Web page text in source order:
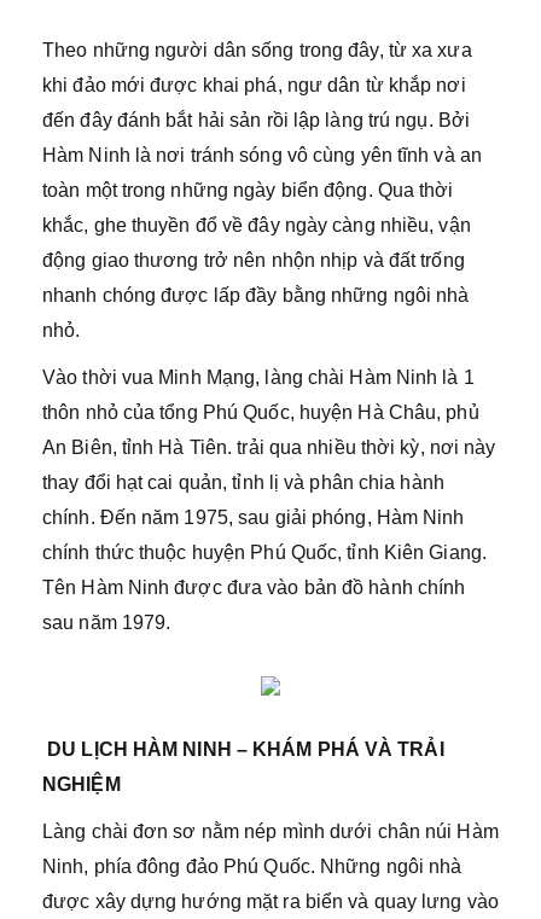
Theo những người dân sống trong đây, từ xa xưa
khi đảo mới được khai phá, ngư dân từ khắp nơi
đến đây đánh bắt hải sản rồi lập làng trú ngụ. Bởi
Hàm Ninh là nơi tránh sóng vô cùng yên tĩnh và an
toàn một trong những ngày biển động. Qua thời
khắc, ghe thuyền đổ về đây ngày càng nhiều, vận
động giao thương trở nên nhộn nhịp và đất trống
nhanh chóng được lấp đầy bằng những ngôi nhà
nhỏ.
Vào thời vua Minh Mạng, làng chài Hàm Ninh là 1
thôn nhỏ của tổng Phú Quốc, huyện Hà Châu, phủ
An Biên, tỉnh Hà Tiên. trải qua nhiều thời kỳ, nơi này
thay đổi hạt cai quản, tỉnh lị và phân chia hành
chính. Đến năm 1975, sau giải phóng, Hàm Ninh
chính thức thuộc huyện Phú Quốc, tỉnh Kiên Giang.
Tên Hàm Ninh được đưa vào bản đồ hành chính
sau năm 1979.
DU LỊCH HÀM NINH – KHÁM PHÁ VÀ TRẢI
NGHIỆM
Làng chài đơn sơ nằm nép mình dưới chân núi Hàm
Ninh, phía đông đảo Phú Quốc. Những ngôi nhà
được xây dựng hướng mặt ra biển và quay lưng vào